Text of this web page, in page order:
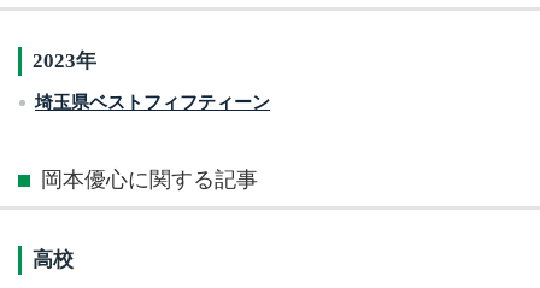
2023年
埼玉県ベストフィフティーン
岡本優心に関する記事
高校